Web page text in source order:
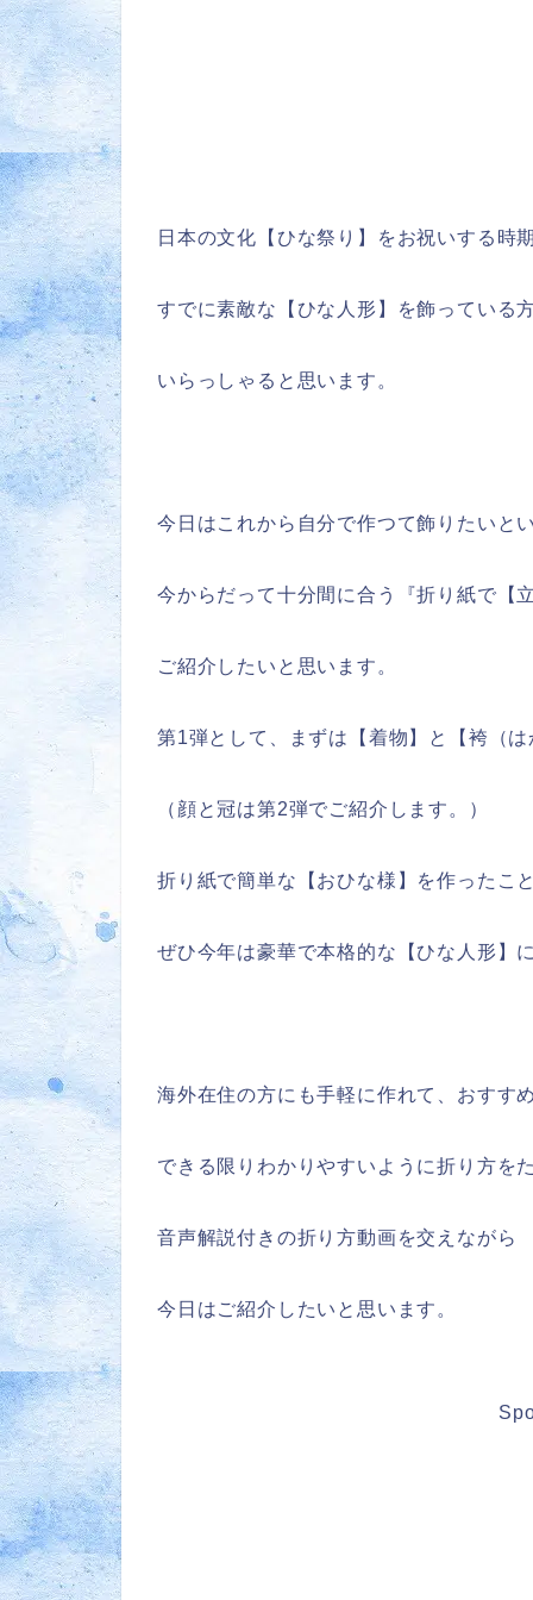
日本の文化【ひな祭り】をお祝いする時
すでに素敵な【ひな人形】を飾っている
いらっしゃると思います。
今日はこれから自分で作つて飾りたいと
今からだって十分間に合う『折り紙で【
ご紹介したいと思います。
第1弾として、まずは【着物】と【袴（
（顔と冠は第2弾でご紹介します。）
折り紙で簡単な【おひな様】を作ったこ
ぜひ今年は豪華で本格的な【ひな人形】
海外在住の方にも手軽に作れて、おすす
できる限りわかりやすいように折り方を
音声解説付きの折り方動画を交えながら
今日はご紹介したいと思います。